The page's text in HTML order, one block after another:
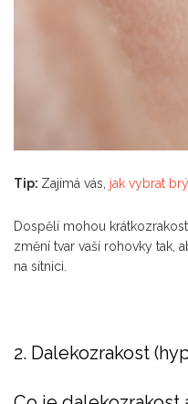
Tip: Zajímá vás, jak vybrat
Dospělí mohou
změní tvar vaší rohovky tak,
na sítnici.
2. Dalekozrakost